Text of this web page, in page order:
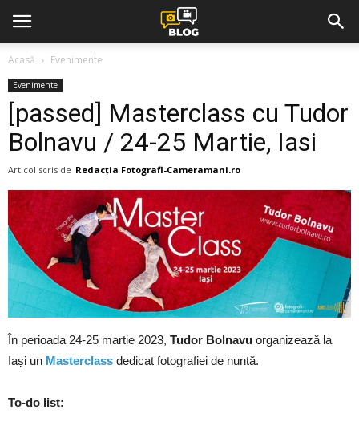
Acasă Evenimente
Evenimente
[passed] Masterclass cu Tudor
Bolnavu / 24-25 Martie, Iasi
Articol scris de Redacția Fotografi-Cameramani.ro
În perioada 24-25 martie 2023, Tudor Bolnavu organizează la
Iași un Masterclass dedicat fotografiei de nuntă.
To-do list: